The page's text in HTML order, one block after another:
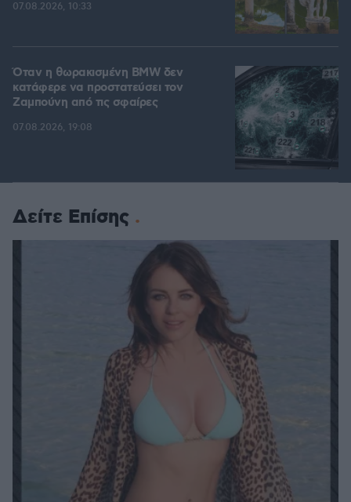
07.08.2026, 10:33
Όταν η θωρακισμένη BMW δεν
κατάφερε να προστατεύσει τον
Ζαμπούνη από τις σφαίρες
07.08.2026, 19:08
Δείτε Επίσης